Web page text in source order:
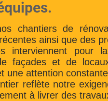
chantiers de
ainsi que des
interviennent pour
façades et de
une attention
reflète notre
à livrer des